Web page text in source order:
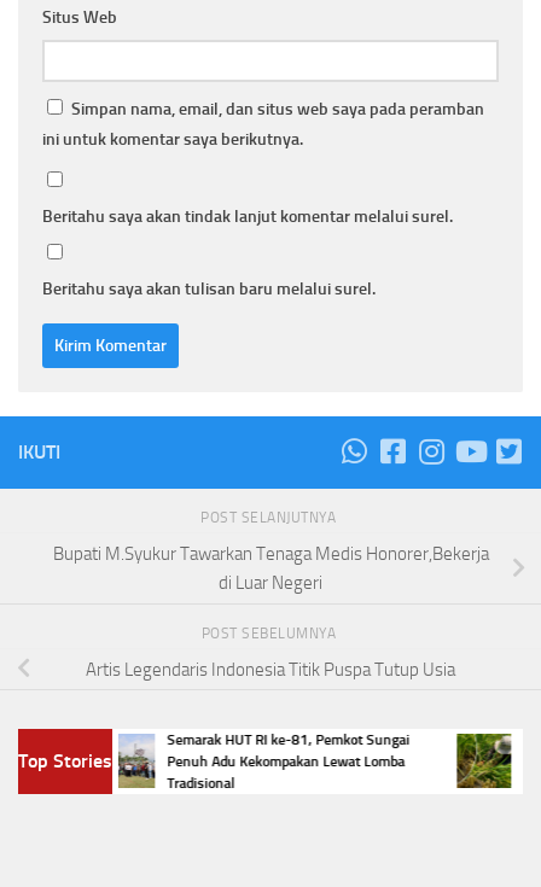
Situs Web
Simpan nama, email, dan situs web saya pada peramban
ini untuk komentar saya berikutnya.
Beritahu saya akan tindak lanjut komentar melalui surel.
Beritahu saya akan tulisan baru melalui surel.
IKUTI
POST SELANJUTNYA
Bupati M.Syukur Tawarkan Tenaga Medis Honorer,Bekerja
di Luar Negeri
POST SEBELUMNYA
Artis Legendaris Indonesia Titik Puspa Tutup Usia
Top Stories
Semarak HUT RI ke-81, Pemkot Sungai
Penuh Adu Kekompakan Lewat Lomba
Tradisional
Petani
Panen